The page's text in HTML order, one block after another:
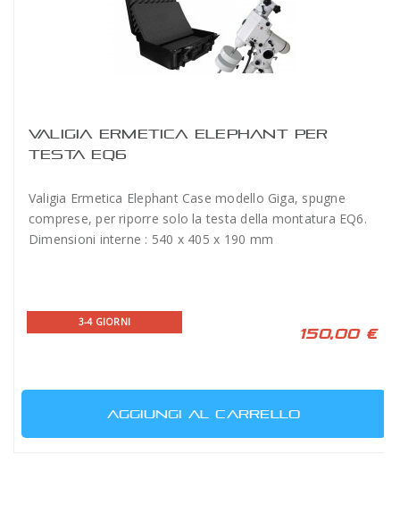
VALIGIA ERMETICA ELEPHANT PER
TESTA EQ6
Valigia Ermetica Elephant Case modello Giga, spugne
comprese, per riporre solo la testa della montatura EQ6.
Dimensioni interne : 540 x 405 x 190 mm
3-4 GIORNI
150,00 €
AGGIUNGI AL CARRELLO